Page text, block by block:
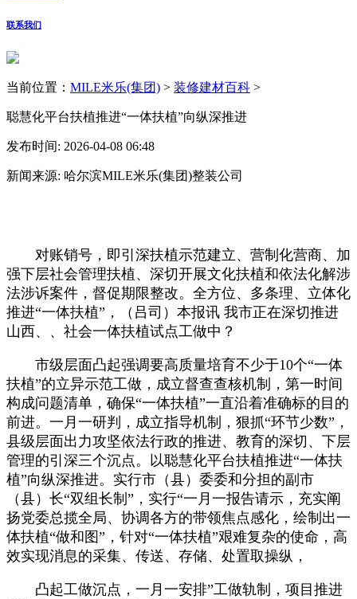
联系我们
当前位置： MILE米乐(集团) > 装修建材百科 >
聪慧化平台扶植推进“一体扶植”向纵深推进
发布时间: 2026-04-08 06:48
新闻来源: 哈尔滨MILE米乐(集团)整装公司
对账销号，即引深扶植示范建立、营制化营商、加
强下层社会管理扶植、深切开展文化扶植和依法化解涉
法涉诉案件，督促期限整改。全方位、多条理、立体化
推进“一体扶植”，（吕司）本报讯 我市正在深切推进
山西、、社会一体扶植试点工做中？
市级层面凸起强调要高质量培育不少于10个“一体
扶植”的立异示范工做，成立督查查核机制，第一时间
构成问题清单，确保“一体扶植”一直沿着准确标的目的
前进。一月一研判，成立指导机制，狠抓“环节少数”，
县级层面出力攻坚依法行政的推进、教育的深切、下层
管理的引深三个沉点。以聪慧化平台扶植推进“一体扶
植”向纵深推进。实行市（县）委委和分担的副市
（县）长“双组长制”，实行“一月一报告请示，充实阐
扬党委总揽全局、协调各方的带领焦点感化，绘制出一
体扶植“做和图”，针对“一体扶植”艰难复杂的使命，高
效实现消息的采集、传送、存储、处置取操纵，
凸起工做沉点，一月一安排”工做轨制，项目推进